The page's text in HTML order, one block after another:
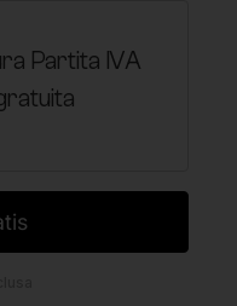
Partita IVA